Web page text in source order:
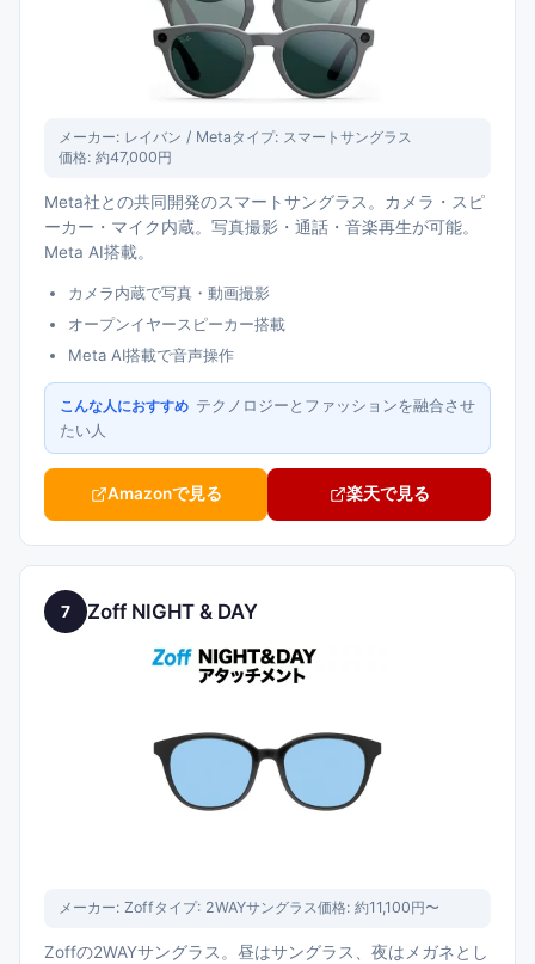
メーカー: レイバン / Metaタイプ: スマートサングラス
価格: 約47,000円
Meta社との共同開発のスマートサングラス。カメラ・スピ
ーカー・マイク内蔵。写真撮影・通話・音楽再生が可能。
Meta AI搭載。
カメラ内蔵で写真・動画撮影
オープンイヤースピーカー搭載
Meta AI搭載で音声操作
こんな人におすすめ テクノロジーとファッションを融合させ
たい人
Amazonで見る 楽天で見る
7 Zoff NIGHT & DAY
メーカー: Zoffタイプ: 2WAYサングラス価格: 約11,100円〜
Zoffの2WAYサングラス。昼はサングラス、夜はメガネとし